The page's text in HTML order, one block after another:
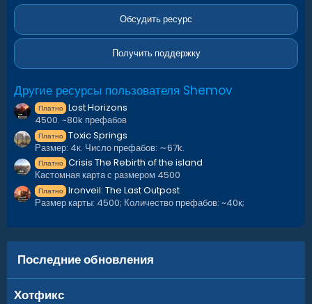
з
ё
з
Обсудить ресурс
Получить поддержку
Другие ресурсы пользователя Shemov
Платно Lost Horizons
4500. ~80k префабов
Платно Toxic Springs
Размер: 4к. Число префабов: ∼67k.
Платно Crisis The Rebirth of the island
Кастомная карта с размером 4500
Платно Ironveil: The Last Outpost
Размер карты: 4500; Количество префабов: ~40к;
Последние обновления
Хотфикс